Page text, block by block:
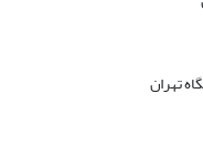
تهران